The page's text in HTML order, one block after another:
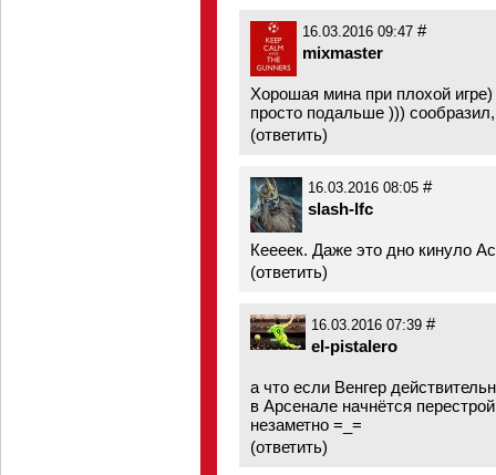
16.03.2016 09:47 #
mixmaster
Хорошая мина при плохой игре)
просто подальше )))
(ответить)
16.03.2016 08:05 #
slash-lfc
Кеееек. Даже это дно кинуло
(ответить)
16.03.2016 07:39 #
el-pistalero
а что если Венгер
в Арсенале начнётся
незаметно =_=
(ответить)